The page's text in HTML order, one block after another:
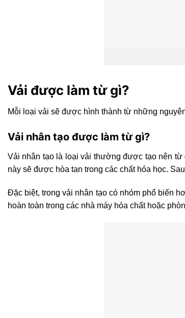
Vải được làm từ gì?
Mỗi loại vải sẽ được hình thành từ những
Vải nhân tạo được làm từ gì?
Vải nhân tạo là loại vải thường được tạo nên
này sẽ được hòa tan trong các chất hóa học.
Đặc biệt, trong vải nhân tạo có nhóm phổ biến
hoàn toàn trong các nhà máy hóa chất hoặc